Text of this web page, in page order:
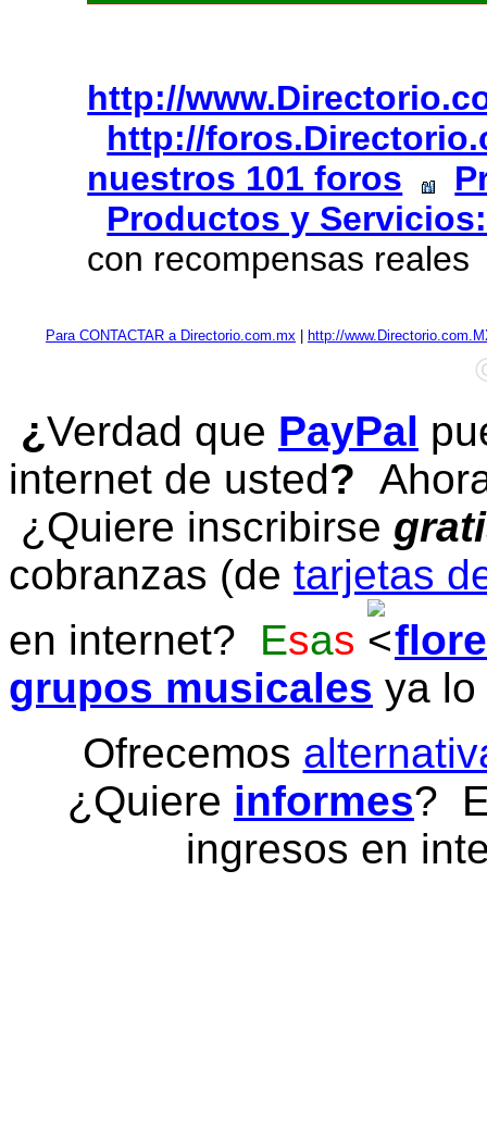
http://
http://
nuestros 101 foros
Productos y
con recompensas reales
Para CONTACTAR a Directorio.com.mx http://
¿Verdad que PayPal
internet de usted?
¿Quiere inscribirse
cobranzas (de tarjetas
en internet? Esas
grupos musicales ya
Ofrecemos
¿Quiere informes?
ingresos en